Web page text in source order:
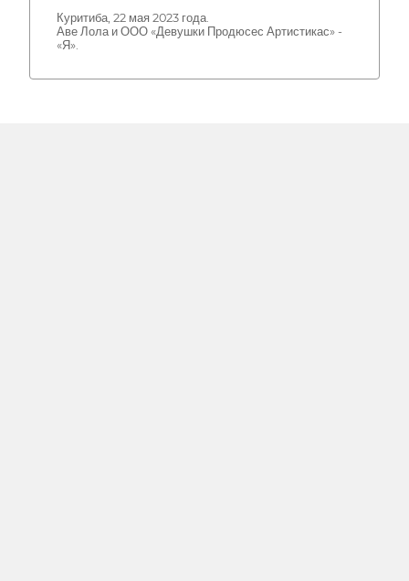
Куритиба, 22 мая 2023 года.
Аве Лола и ООО «Девушки Продюсес Артистикас» -
«Я».